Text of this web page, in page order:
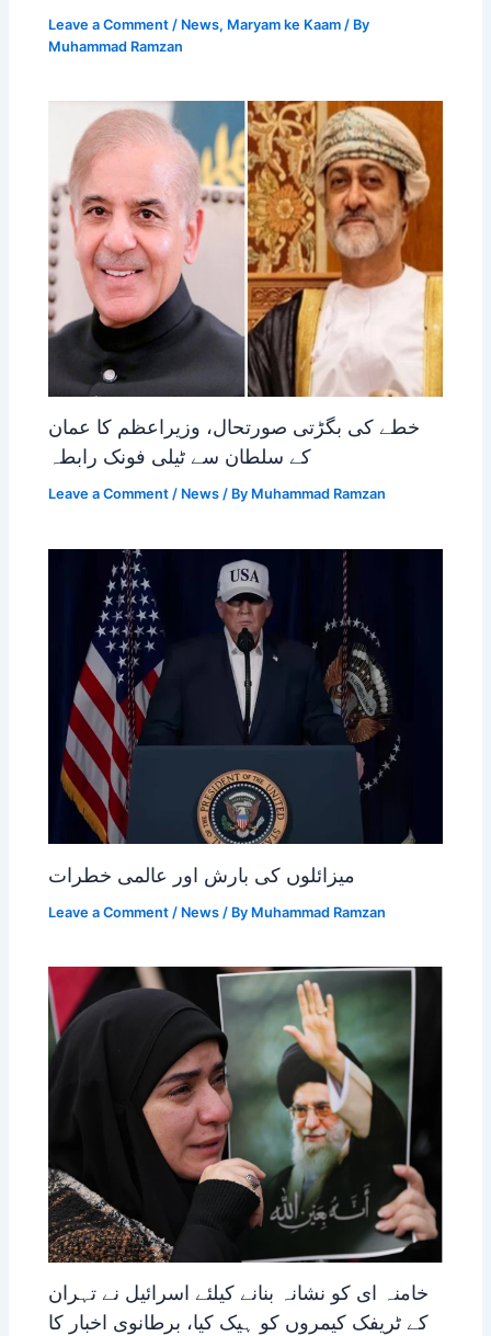
Leave a Comment / News, Maryam ke Kaam / By
Muhammad Ramzan
خطے کی بگڑتی صورتحال، وزیراعظم کا عمان
کے سلطان سے ٹیلی فونک رابطہ
Leave a Comment / News / By Muhammad Ramzan
میزائلوں کی بارش اور عالمی خطرات
Leave a Comment / News / By Muhammad Ramzan
خامنہ ای کو نشانہ بنانے کیلئے اسرائیل نے تہران
کے ٹریفک کیمروں کو ہیک کیا، برطانوی اخبار کا